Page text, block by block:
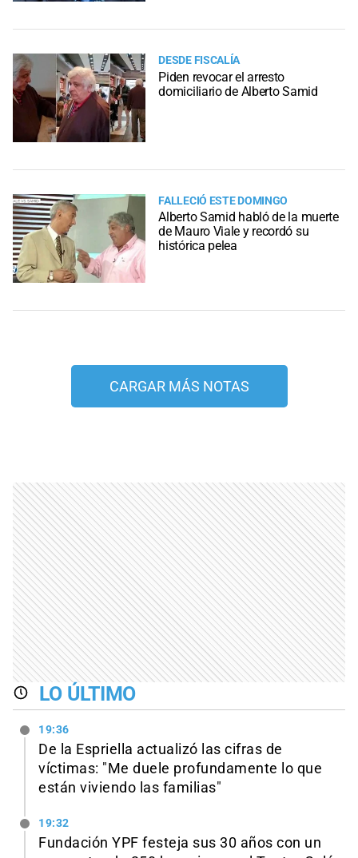
DESDE FISCALÍA
Piden revocar el arresto
domiciliario de Alberto Samid
FALLECIÓ ESTE DOMINGO
Alberto Samid habló de la muerte
de Mauro Viale y recordó su
histórica pelea
CARGAR MÁS NOTAS
LO ÚLTIMO
19:36
De la Espriella actualizó las cifras de
víctimas: "Me duele profundamente lo que
están viviendo las familias"
19:32
Fundación YPF festeja sus 30 años con un